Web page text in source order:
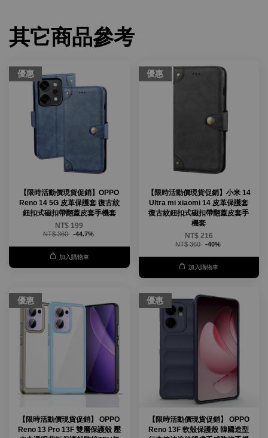
其它商品參考
優惠
【限時活動價現貨促銷】OPPO
Reno 14 5G 皮革保護套 復古紋
鈕扣式磁扣帶翻蓋皮套手機套
NT$ 199
NT$ 360 -44.7%
加入購物車
優惠
【限時活動價現貨促銷】小米 14
Ultra mi xiaomi 14 皮革保護套
復古紋鈕扣式磁扣帶翻蓋皮套手
機套
NT$ 216
NT$ 360 -40%
加入購物車
優惠
【限時活動價現貨促銷】 OPPO
Reno 13 Pro 13F 雙層保護殼 壓
優惠
【限時活動價現貨促銷】 OPPO
Reno 13F 軟殼保護殼 韓國造型